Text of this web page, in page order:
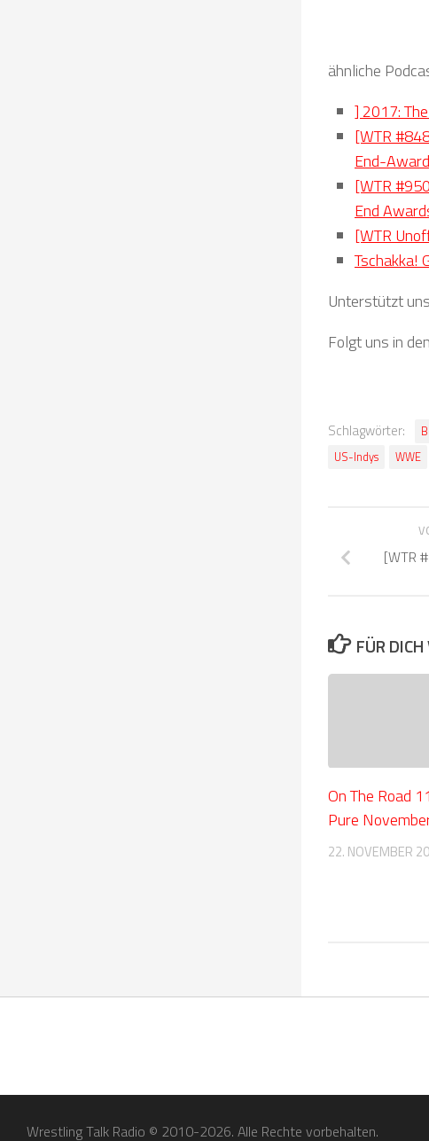
ähnliche
] 2017:
[WTR
End-
[WTR
End
[WTR
Tschakka!
Unterstützt
Folgt uns in
Schlagwörter:
US-Indys
WWE
[WTR
FÜR
On The Road
Pure
22. NOVEMBER
Wrestling Talk Radio © 2010-2026. Alle Rechte vorbehalten.